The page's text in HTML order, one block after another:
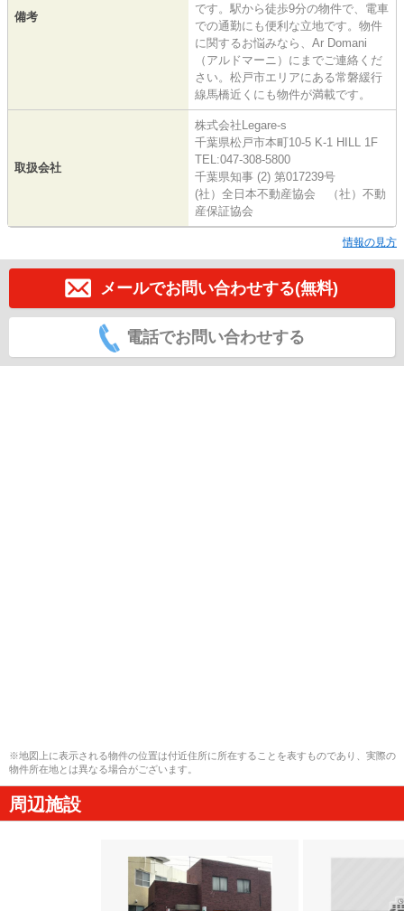
備考
です。駅から徒歩9分の物件で、電車
での通勤にも便利な立地です。物件
に関するお悩みなら、Ar Domani
（アルドマーニ）にまでご連絡くだ
さい。松戸市エリアにある常磐緩行
線馬橋近くにも物件が満載です。
取扱会社
株式会社Legare-s
千葉県松戸市本町10-5 K-1 HILL 1F
TEL:047-308-5800
千葉県知事 (2) 第017239号
(社）全日本不動産協会 （社）不動
産保証協会
情報の見方
メールでお問い合わせする(無料)
電話でお問い合わせする
※地図上に表示される物件の位置は付近住所に所在することを表すものであり、実際の
物件所在地とは異なる場合がございます。
周辺施設